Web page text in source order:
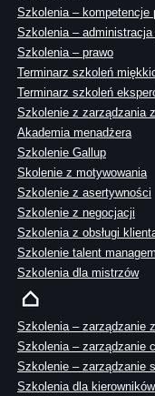
Szkolenia – kompetencje
Szkolenia –
Szkolenia – prawo
Terminarz szkoleń
Terminarz szkoleń
Szkolenie z zarządzania
Akademia menadżera
Szkolenie Gallup
Skolenie z motywowania
Szkolenie z asertywności
Szkolenie z negocjacji
Szkolenia z obsługi
Szkolenie talent
Szkolenia dla mistrzów
Szkolenia – zarządzanie
Szkolenia – zarządzanie
Szkolenie – zarządzanie
Szkolenia dla kierowników